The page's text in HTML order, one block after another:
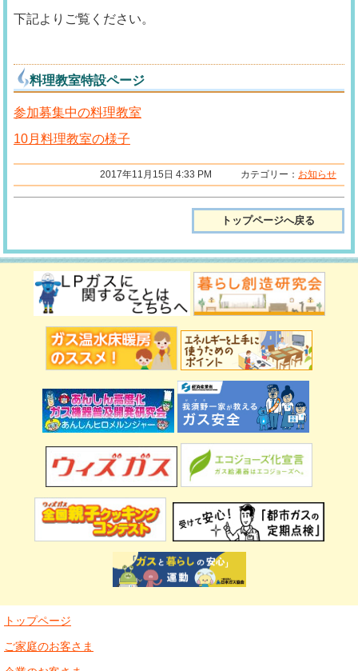
下記よりご覧ください。
料理教室特設ページ
参加募集中の料理教室
10月料理教室の様子
2017年11月15日 4:33 PM カテゴリー： お知らせ
トップページへ戻る
トップページ
ご家庭のお客さま